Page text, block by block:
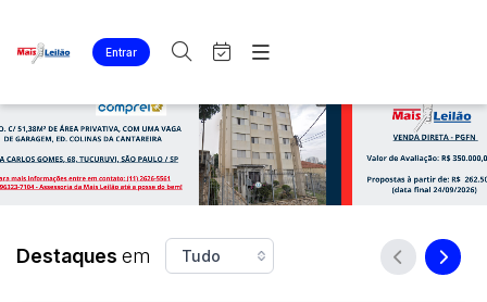
Entrar
Criar conta Entrar
Site
Agenda
Quem Somos
Busca por categoria
Busca por palavra-chave
Subcategoria
Cidade
Quem Somos
Destaques em